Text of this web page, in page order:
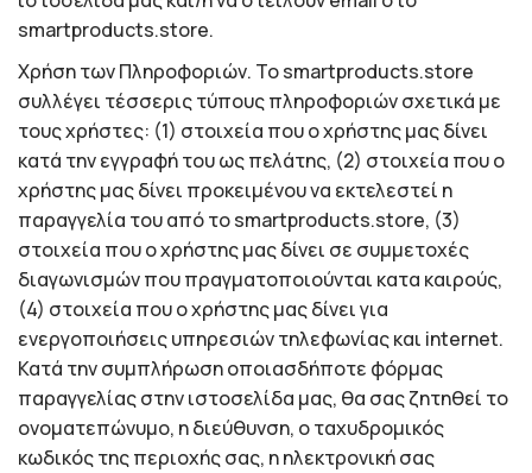
smartproducts.store.
Χρήση των Πληροφοριών. Το smartproducts.store
συλλέγει τέσσερις τύπους πληροφοριών σχετικά με
τους χρήστες: (1) στοιχεία που ο χρήστης μας δίνει
κατά την εγγραφή του ως πελάτης, (2) στοιχεία που ο
χρήστης μας δίνει προκειμένου να εκτελεστεί η
παραγγελία του από το smartproducts.store, (3)
στοιχεία που ο χρήστης μας δίνει σε συμμετοχές
διαγωνισμών που πραγματοποιούνται κατα καιρούς,
(4) στοιχεία που ο χρήστης μας δίνει για
ενεργοποιήσεις υπηρεσιών τηλεφωνίας και internet.
Κατά την συμπλήρωση οποιασδήποτε φόρμας
παραγγελίας στην ιστοσελίδα μας, θα σας ζητηθεί το
ονοματεπώνυμο, η διεύθυνση, ο ταχυδρομικός
κωδικός της περιοχής σας, η ηλεκτρονική σας